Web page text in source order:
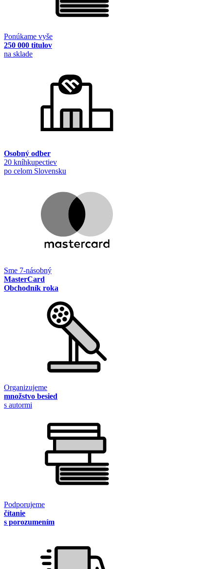
Ponúkame vyše
250 000 titulov
na sklade
Osobný odber
20 kníhkupectiev
po celom Slovensku
Sme 7-násobný
MasterCard
Obchodník roka
Organizujeme
množstvo besied
s autormi
Podporujeme
čítanie
s porozumením